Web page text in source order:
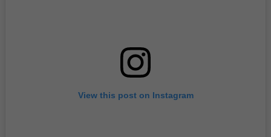
View this post on Instagram